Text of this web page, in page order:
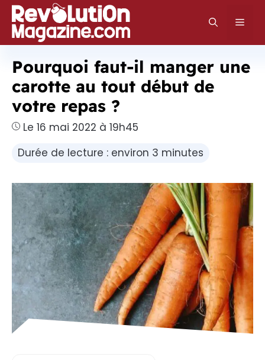
Aller
au
contenu
Pourquoi faut-il manger une
carotte au tout début de
votre repas ?
Le 16 mai 2022 à 19h45
Durée de lecture : environ 3 minutes